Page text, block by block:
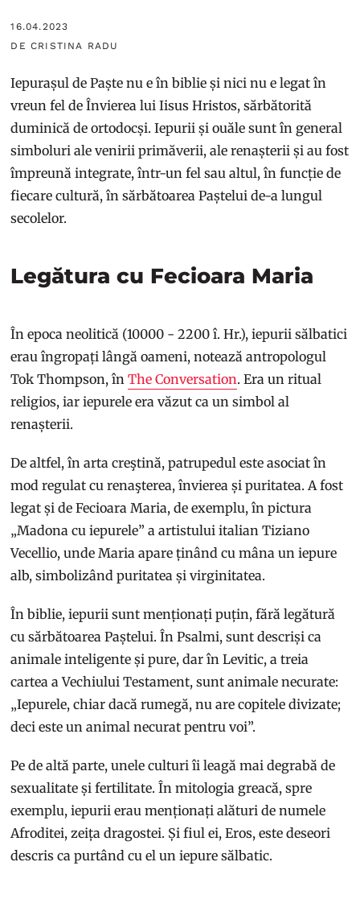
16.04.2023
DE CRISTINA RADU
Iepurașul de Paște nu e în biblie și nici nu e legat în
vreun fel de Învierea lui Iisus Hristos, sărbătorită
duminică de ortodocși. Iepurii și ouăle sunt în general
simboluri ale venirii primăverii, ale renașterii și au fost
împreună integrate, într-un fel sau altul, în funcție de
fiecare cultură, în sărbătoarea Paștelui de-a lungul
secolelor.
Legătura cu Fecioara Maria
În epoca neolitică (10000 - 2200 î. Hr.), iepurii sălbatici
erau îngropați lângă oameni, notează antropologul
Tok Thompson, înThe Conversation. Era un ritual
religios, iar iepurele era văzut ca un simbol al
renașterii.
De altfel, în arta creştină, patrupedul este asociat în
mod regulat cu renaşterea, învierea și puritatea. A fost
legat și de Fecioara Maria, de exemplu, în pictura
„Madona cu iepurele” a artistului italian Tiziano
Vecellio, unde Maria apare ținând cu mâna un iepure
alb, simbolizând puritatea și virginitatea.
În biblie, iepurii sunt menționați puțin, fără legătură
cu sărbătoarea Paștelui. În Psalmi, sunt descriși ca
animale inteligente și pure, dar în Levitic, a treia
cartea a Vechiului Testament, sunt animale necurate:
„Iepurele, chiar dacă rumegă, nu are copitele divizate;
deci este un animal necurat pentru voi”.
Pe de altă parte, unele culturi îi leagă mai degrabă de
sexualitate și fertilitate. În mitologia greacă, spre
exemplu, iepurii erau menționați alături de numele
Afroditei, zeița dragostei. Și fiul ei, Eros, este deseori
descris ca purtând cu el un iepure sălbatic.